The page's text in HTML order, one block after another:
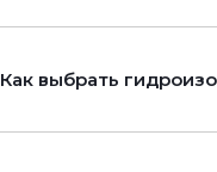
Как выбрать